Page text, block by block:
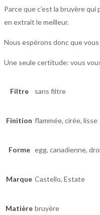
Parce que c’est la bruyère
en extrait le meilleur.
Nous espérons donc que
Une seule certitude: vous
Filtre sans filtre
Finition flammée, cirée, lisse
Forme egg, canadienne,
Marque Castello, Estate
Matière bruyère